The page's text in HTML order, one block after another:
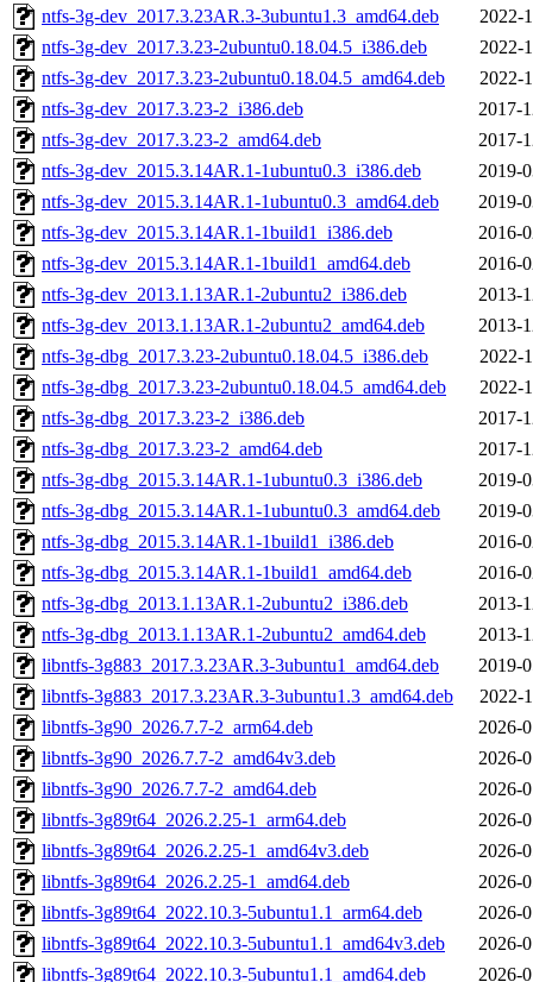
ntfs-3g-dev_2017.3.23AR.3-3ubuntu1.3_amd64.deb
2022-
ntfs-3g-dev_2017.3.23-2ubuntu0.18.04.5_i386.deb
2022-
ntfs-3g-dev_2017.3.23-2ubuntu0.18.04.5_amd64.deb
2022-
ntfs-3g-dev_2017.3.23-2_i386.deb
2017-
ntfs-3g-dev_2017.3.23-2_amd64.deb
2017-
ntfs-3g-dev_2015.3.14AR.1-1ubuntu0.3_i386.deb
2019-
ntfs-3g-dev_2015.3.14AR.1-1ubuntu0.3_amd64.deb
2019-
ntfs-3g-dev_2015.3.14AR.1-1build1_i386.deb
2016-
ntfs-3g-dev_2015.3.14AR.1-1build1_amd64.deb
2016-
ntfs-3g-dev_2013.1.13AR.1-2ubuntu2_i386.deb
2013-
ntfs-3g-dev_2013.1.13AR.1-2ubuntu2_amd64.deb
2013-
ntfs-3g-dbg_2017.3.23-2ubuntu0.18.04.5_i386.deb
2022-
ntfs-3g-dbg_2017.3.23-2ubuntu0.18.04.5_amd64.deb
2022-
ntfs-3g-dbg_2017.3.23-2_i386.deb
2017-
ntfs-3g-dbg_2017.3.23-2_amd64.deb
2017-
ntfs-3g-dbg_2015.3.14AR.1-1ubuntu0.3_i386.deb
2019-
ntfs-3g-dbg_2015.3.14AR.1-1ubuntu0.3_amd64.deb
2019-
ntfs-3g-dbg_2015.3.14AR.1-1build1_i386.deb
2016-
ntfs-3g-dbg_2015.3.14AR.1-1build1_amd64.deb
2016-
ntfs-3g-dbg_2013.1.13AR.1-2ubuntu2_i386.deb
2013-
ntfs-3g-dbg_2013.1.13AR.1-2ubuntu2_amd64.deb
2013-
libntfs-3g883_2017.3.23AR.3-3ubuntu1_amd64.deb
2019-
libntfs-3g883_2017.3.23AR.3-3ubuntu1.3_amd64.deb
2022-
libntfs-3g90_2026.7.7-2_arm64.deb
2026-
libntfs-3g90_2026.7.7-2_amd64v3.deb
2026-
libntfs-3g90_2026.7.7-2_amd64.deb
2026-
libntfs-3g89t64_2026.2.25-1_arm64.deb
2026-
libntfs-3g89t64_2026.2.25-1_amd64v3.deb
2026-
libntfs-3g89t64_2026.2.25-1_amd64.deb
2026-
libntfs-3g89t64_2022.10.3-5ubuntu1.1_arm64.deb
2026-
libntfs-3g89t64_2022.10.3-5ubuntu1.1_amd64v3.deb
2026-
libntfs-3g89t64_2022.10.3-5ubuntu1.1_amd64.deb
2026-